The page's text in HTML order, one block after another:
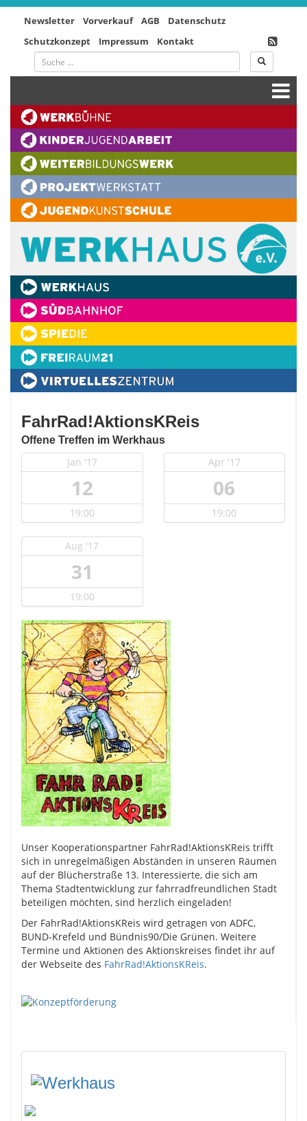
Newsletter Vorverkauf AGB
Datenschutz
Schutzkonzept
Impressum Kontakt
FahrRad!AktionsKReis
Offene Treffen im Werkhaus
Jan '17
12
19:00
Apr '17
06
19:00
Aug '17
31
19:00
Unser Kooperationspartner FahrRad!AktionsKReis trifft
sich in unregelmäßigen Abständen in unseren Räumen
auf der Blücherstraße 13. Interessierte, die sich am
Thema Stadtentwicklung zur fahrradfreundlichen Stadt
beteiligen möchten, sind herzlich eingeladen!
Der FahrRad!AktionsKReis wird getragen von ADFC,
BUND-Krefeld und Bündnis90/Die Grünen. Weitere
Termine und Aktionen des Aktionskreises findet ihr auf
der Webseite des FahrRad!AktionsKReis.